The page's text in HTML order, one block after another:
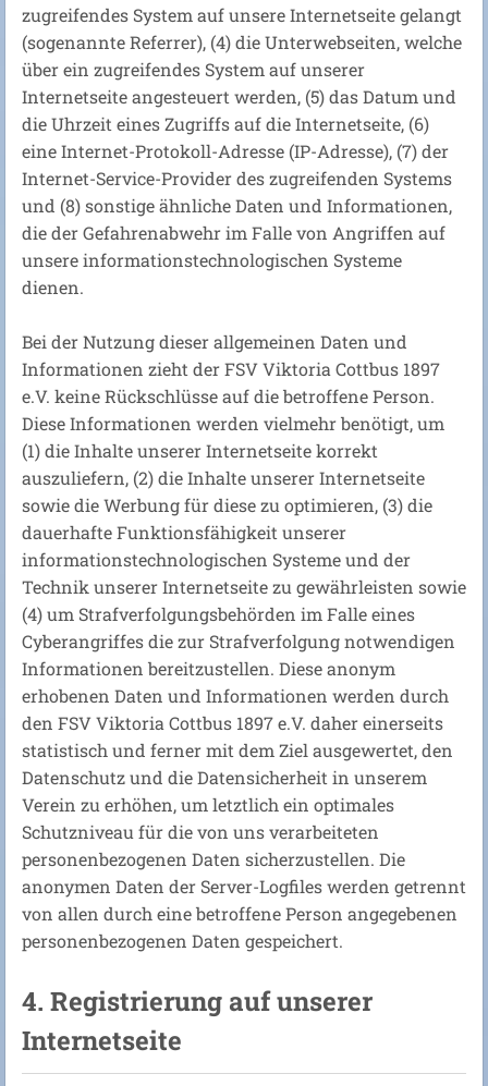
zugreifendes System auf unsere Internetseite gelangt
(sogenannte Referrer), (4) die Unterwebseiten, welche
über ein zugreifendes System auf unserer
Internetseite angesteuert werden, (5) das Datum und
die Uhrzeit eines Zugriffs auf die Internetseite, (6)
eine Internet-Protokoll-Adresse (IP-Adresse), (7) der
Internet-Service-Provider des zugreifenden Systems
und (8) sonstige ähnliche Daten und Informationen,
die der Gefahrenabwehr im Falle von Angriffen auf
unsere informationstechnologischen Systeme
dienen.
Bei der Nutzung dieser allgemeinen Daten und
Informationen zieht der FSV Viktoria Cottbus 1897
e.V. keine Rückschlüsse auf die betroffene Person.
Diese Informationen werden vielmehr benötigt, um
(1) die Inhalte unserer Internetseite korrekt
auszuliefern, (2) die Inhalte unserer Internetseite
sowie die Werbung für diese zu optimieren, (3) die
dauerhafte Funktionsfähigkeit unserer
informationstechnologischen Systeme und der
Technik unserer Internetseite zu gewährleisten sowie
(4) um Strafverfolgungsbehörden im Falle eines
Cyberangriffes die zur Strafverfolgung notwendigen
Informationen bereitzustellen. Diese anonym
erhobenen Daten und Informationen werden durch
den FSV Viktoria Cottbus 1897 e.V. daher einerseits
statistisch und ferner mit dem Ziel ausgewertet, den
Datenschutz und die Datensicherheit in unserem
Verein zu erhöhen, um letztlich ein optimales
Schutzniveau für die von uns verarbeiteten
personenbezogenen Daten sicherzustellen. Die
anonymen Daten der Server-Logfiles werden getrennt
von allen durch eine betroffene Person angegebenen
personenbezogenen Daten gespeichert.
4. Registrierung auf unserer
Internetseite